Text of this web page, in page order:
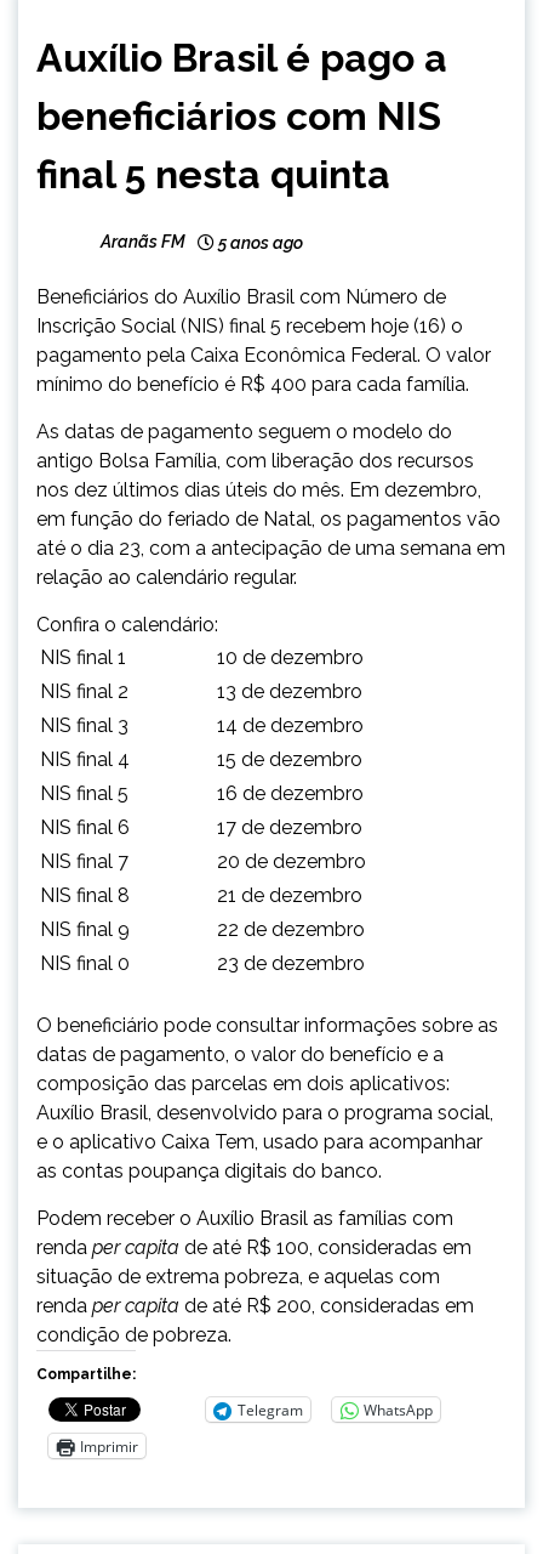
NOTÍCIAS
Auxílio Brasil é pago a
beneficiários com NIS
final 5 nesta quinta
Aranãs FM 5 anos ago
Beneficiários do Auxílio Brasil com Número de
Inscrição Social (NIS) final 5 recebem hoje (16) o
pagamento pela Caixa Econômica Federal. O valor
mínimo do benefício é R$ 400 para cada família.
As datas de pagamento seguem o modelo do
antigo Bolsa Família, com liberação dos recursos
nos dez últimos dias úteis do mês. Em dezembro,
em função do feriado de Natal, os pagamentos vão
até o dia 23, com a antecipação de uma semana em
relação ao calendário regular.
Confira o calendário:
NIS final 1
10 de dezembro
NIS final 2
13 de dezembro
NIS final 3
14 de dezembro
NIS final 4
15 de dezembro
NIS final 5
16 de dezembro
NIS final 6
17 de dezembro
NIS final 7
20 de dezembro
NIS final 8
21 de dezembro
NIS final 9
22 de dezembro
NIS final 0
23 de dezembro
O beneficiário pode consultar informações sobre as
datas de pagamento, o valor do benefício e a
composição das parcelas em dois aplicativos:
Auxílio Brasil, desenvolvido para o programa social,
e o aplicativo Caixa Tem, usado para acompanhar
as contas poupança digitais do banco.
Podem receber o Auxílio Brasil as famílias com
renda per capita de até R$ 100, consideradas em
situação de extrema pobreza, e aquelas com
renda per capita de até R$ 200, consideradas em
condição de pobreza.
Compartilhe:
Telegram
WhatsApp
Imprimir